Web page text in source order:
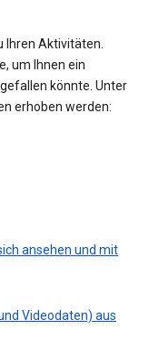
Ihren Aktivitäten.
um Ihnen ein
könnte. Unter
erhoben werden:
ansehen und mit
Videodaten) aus